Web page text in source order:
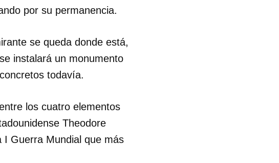
por su permanencia.
se queda donde está,
instalará un monumento
todavía.
los cuatro elementos
Theodore
I Guerra Mundial que más